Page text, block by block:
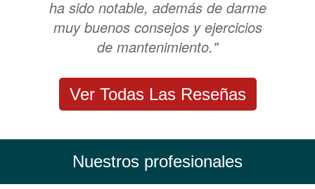
ha sido notable, además de darme
muy buenos consejos y ejercicios
de mantenimiento."
Ver Todas Las Reseñas
Nuestros profesionales